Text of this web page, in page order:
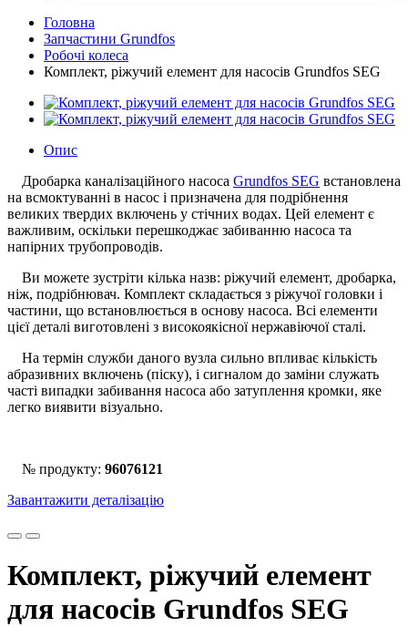
Головна
Запчастини Grundfos
Робочі колеса
Комплект, ріжучий елемент для насосів Grundfos SEG
Опис
Дробарка каналізаційного насоса Grundfos SEG встановлена
на всмоктуванні в насос і призначена для подрібнення
великих твердих включень у стічних водах. Цей елемент є
важливим, оскільки перешкоджає забиванню насоса та
напірних трубопроводів.
Ви можете зустріти кілька назв: ріжучий елемент, дробарка,
ніж, подрібнювач. Комплект складається з ріжучої головки і
частини, що встановлюється в основу насоса. Всі елементи
цієї деталі виготовлені з високоякісної нержавіючої сталі.
На термін служби даного вузла сильно впливає кількість
абразивних включень (піску), і сигналом до заміни служать
часті випадки забивання насоса або затуплення кромки, яке
легко виявити візуально.
№ продукту: 96076121
Завантажити деталізацію
Комплект, ріжучий елемент
для насосів Grundfos SEG